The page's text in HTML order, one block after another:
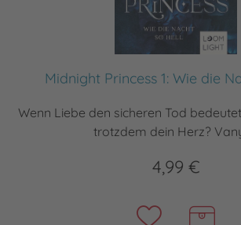
Midnight Princess 1: Wie die
Wenn Liebe den sicheren Tod
trotzdem dein Herz?
4,99 €